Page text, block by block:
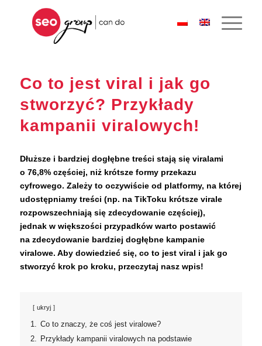
Co to jest viral i jak go
stworzyć? Przykłady
kampanii viralowych!
Dłuższe i bardziej dogłębne treści stają się viralami
o 76,8% częściej, niż krótsze formy przekazu
cyfrowego. Zależy to oczywiście od platformy, na której
udostępniamy treści (np. na TikToku krótsze virale
rozpowszechniają się zdecydowanie częściej),
jednak w większości przypadków warto postawić
na zdecydowanie bardziej dogłębne kampanie
viralowe. Aby dowiedzieć się, co to jest viral i jak go
stworzyć krok po kroku, przeczytaj nasz wpis!
ukryj
1. Co to znaczy, że coś jest viralowe?
2.
Przykłady kampanii viralowych na podstawie